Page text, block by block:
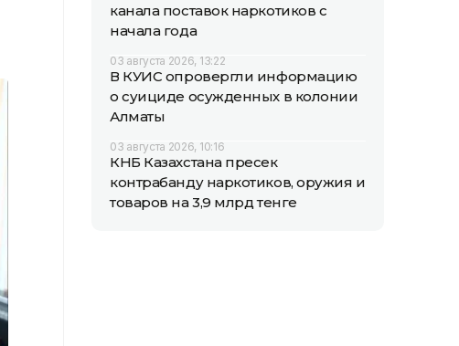
канала поставок наркотиков с
начала года
03 августа 2026, 13:22
В КУИС опровергли информацию
о суициде осужденных в колонии
Алматы
03 августа 2026, 10:16
КНБ Казахстана пресек
контрабанду наркотиков, оружия и
товаров на 3,9 млрд тенге